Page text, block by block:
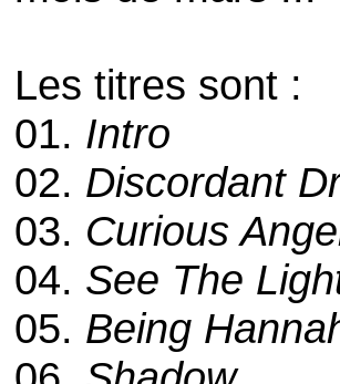
Les titres sont :
01. Intro
02. Discordant
03. Curious
04. See The
05. Being